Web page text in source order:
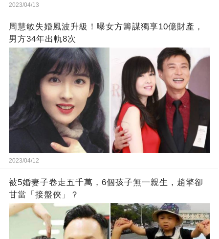
2023/04/13
周慧敏失婚風波升級！曝女方籌謀獨享10億財產，
男方34年出軌8次
2023/04/12
被5婚妻子卷走五千萬，6個孩子無一親生，趙擎卻
甘當「接盤俠」？